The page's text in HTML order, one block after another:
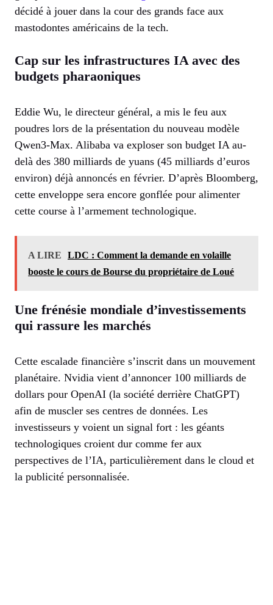
décidé à jouer dans la cour des grands face aux
mastodontes américains de la tech.
Cap sur les infrastructures IA avec des
budgets pharaoniques
Eddie Wu, le directeur général, a mis le feu aux
poudres lors de la présentation du nouveau modèle
Qwen3-Max. Alibaba va exploser son budget IA au-
delà des 380 milliards de yuans (45 milliards d’euros
environ) déjà annoncés en février. D’après Bloomberg,
cette enveloppe sera encore gonflée pour alimenter
cette course à l’armement technologique.
A LIRE
LDC : Comment la demande en volaille
booste le cours de Bourse du propriétaire de Loué
Une frénésie mondiale d’investissements
qui rassure les marchés
Cette escalade financière s’inscrit dans un mouvement
planétaire. Nvidia vient d’annoncer 100 milliards de
dollars pour OpenAI (la société derrière ChatGPT)
afin de muscler ses centres de données. Les
investisseurs y voient un signal fort : les géants
technologiques croient dur comme fer aux
perspectives de l’IA, particulièrement dans le cloud et
la publicité personnalisée.